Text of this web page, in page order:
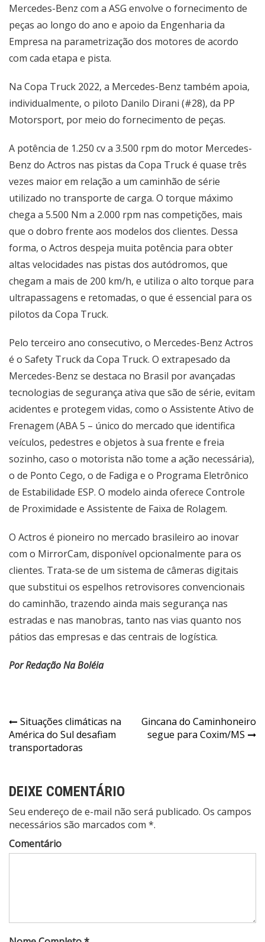
Mercedes-Benz com a ASG envolve o fornecimento de
peças ao longo do ano e apoio da Engenharia da
Empresa na parametrização dos motores de acordo
com cada etapa e pista.
Na Copa Truck 2022, a Mercedes-Benz também apoia,
individualmente, o piloto Danilo Dirani (#28), da PP
Motorsport, por meio do fornecimento de peças.
A potência de 1.250 cv a 3.500 rpm do motor Mercedes-
Benz do Actros nas pistas da Copa Truck é quase três
vezes maior em relação a um caminhão de série
utilizado no transporte de carga. O torque máximo
chega a 5.500 Nm a 2.000 rpm nas competições, mais
que o dobro frente aos modelos dos clientes. Dessa
forma, o Actros despeja muita potência para obter
altas velocidades nas pistas dos autódromos, que
chegam a mais de 200 km/h, e utiliza o alto torque para
ultrapassagens e retomadas, o que é essencial para os
pilotos da Copa Truck.
Pelo terceiro ano consecutivo, o Mercedes-Benz Actros
é o Safety Truck da Copa Truck. O extrapesado da
Mercedes-Benz se destaca no Brasil por avançadas
tecnologias de segurança ativa que são de série, evitam
acidentes e protegem vidas, como o Assistente Ativo de
Frenagem (ABA 5 – único do mercado que identifica
veículos, pedestres e objetos à sua frente e freia
sozinho, caso o motorista não tome a ação necessária),
o de Ponto Cego, o de Fadiga e o Programa Eletrônico
de Estabilidade ESP. O modelo ainda oferece Controle
de Proximidade e Assistente de Faixa de Rolagem.
O Actros é pioneiro no mercado brasileiro ao inovar
com o MirrorCam, disponível opcionalmente para os
clientes. Trata-se de um sistema de câmeras digitais
que substitui os espelhos retrovisores convencionais
do caminhão, trazendo ainda mais segurança nas
estradas e nas manobras, tanto nas vias quanto nos
pátios das empresas e das centrais de logística.
Por Redação Na Boléia
Navegação
de
Situações climáticas na
América do Sul desafiam
transportadoras
Gincana do Caminhoneiro
segue para Coxim/MS
DEIXE COMENTÁRIO
Seu endereço de e-mail não será publicado. Os campos
necessários são marcados com *.
Comentário